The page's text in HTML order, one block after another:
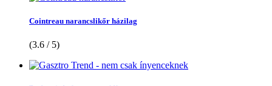
Cointreau narancslikőr házilag
(3.6 / 5)